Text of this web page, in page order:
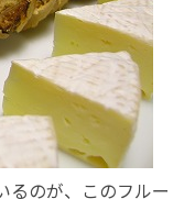
るのが、このフルー